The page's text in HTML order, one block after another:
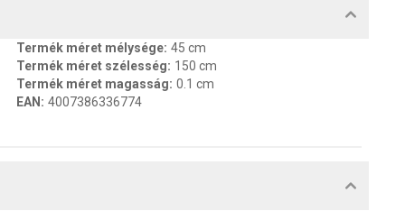
Termék méret mélysége: 45 cm
Termék méret szélesség: 150 cm
Termék méret magasság: 0.1 cm
EAN : 4007386336774